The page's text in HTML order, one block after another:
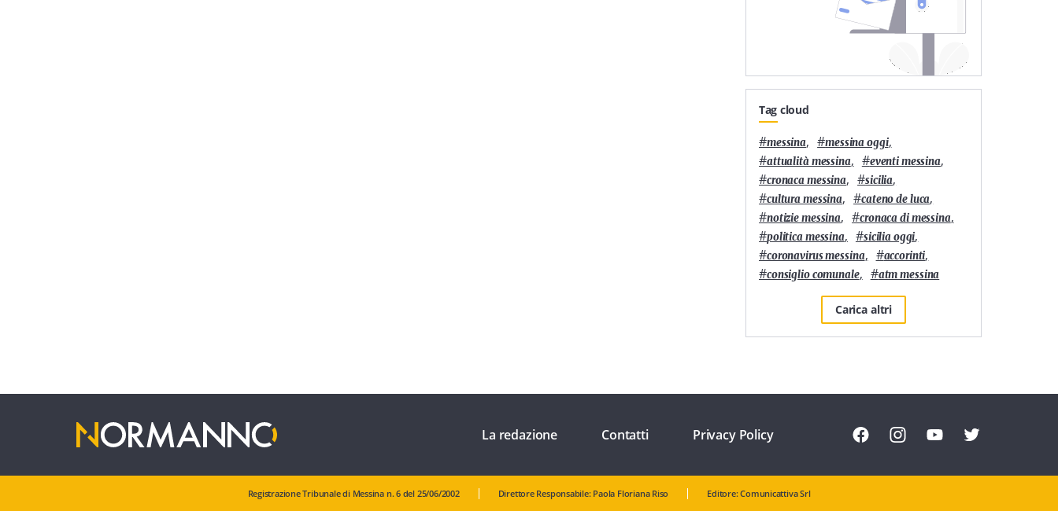
Tag cloud
#messina, #messina oggi,
#attualità messina, #eventi messina,
#cronaca messina, #sicilia,
#cultura messina, #cateno de luca,
#notizie messina, #cronaca di messina,
#politica messina, #sicilia oggi,
#coronavirus messina, #accorinti,
#consiglio comunale, #atm messina
Carica altri
La redazione Contatti Privacy Policy
Registrazione Tribunale di Messina n. 6 del 25/06/2002 Direttore Responsabile: Paola Floriana Riso Editore: Comunicattiva Srl